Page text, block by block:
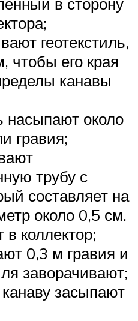
геотекстиль,
чтобы его края
канавы
насыпают около
гравия;
трубу с
составляет на
около 0,5 см.
коллектор;
0,3 м гравия и
заворачивают;
засыпают